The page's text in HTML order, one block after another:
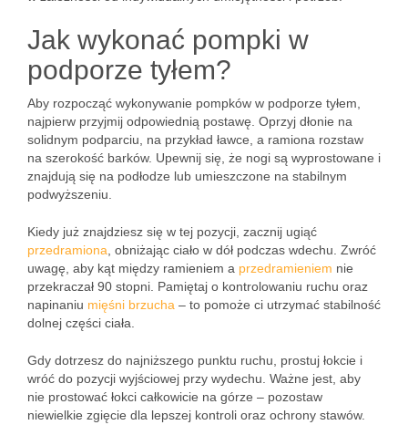
Jak wykonać pompki w
podporze tyłem?
Aby rozpocząć wykonywanie pompków w podporze tyłem,
najpierw przyjmij odpowiednią postawę. Oprzyj dłonie na
solidnym podparciu, na przykład ławce, a ramiona rozstaw
na szerokość barków. Upewnij się, że nogi są wyprostowane i
znajdują się na podłodze lub umieszczone na stabilnym
podwyższeniu.
Kiedy już znajdziesz się w tej pozycji, zacznij ugiąć
przedramiona , obniżając ciało w dół podczas wdechu. Zwróć
uwagę, aby kąt między ramieniem a przedramieniem nie
przekraczał 90 stopni. Pamiętaj o kontrolowaniu ruchu oraz
napinaniu mięśni brzucha – to pomoże ci utrzymać stabilność
dolnej części ciała.
Gdy dotrzesz do najniższego punktu ruchu, prostuj łokcie i
wróć do pozycji wyjściowej przy wydechu. Ważne jest, aby
nie prostować łokci całkowicie na górze – pozostaw
niewielkie zgięcie dla lepszej kontroli oraz ochrony stawów.